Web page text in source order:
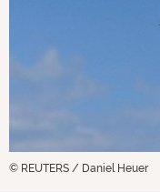
© REUTERS / Daniel Heuer